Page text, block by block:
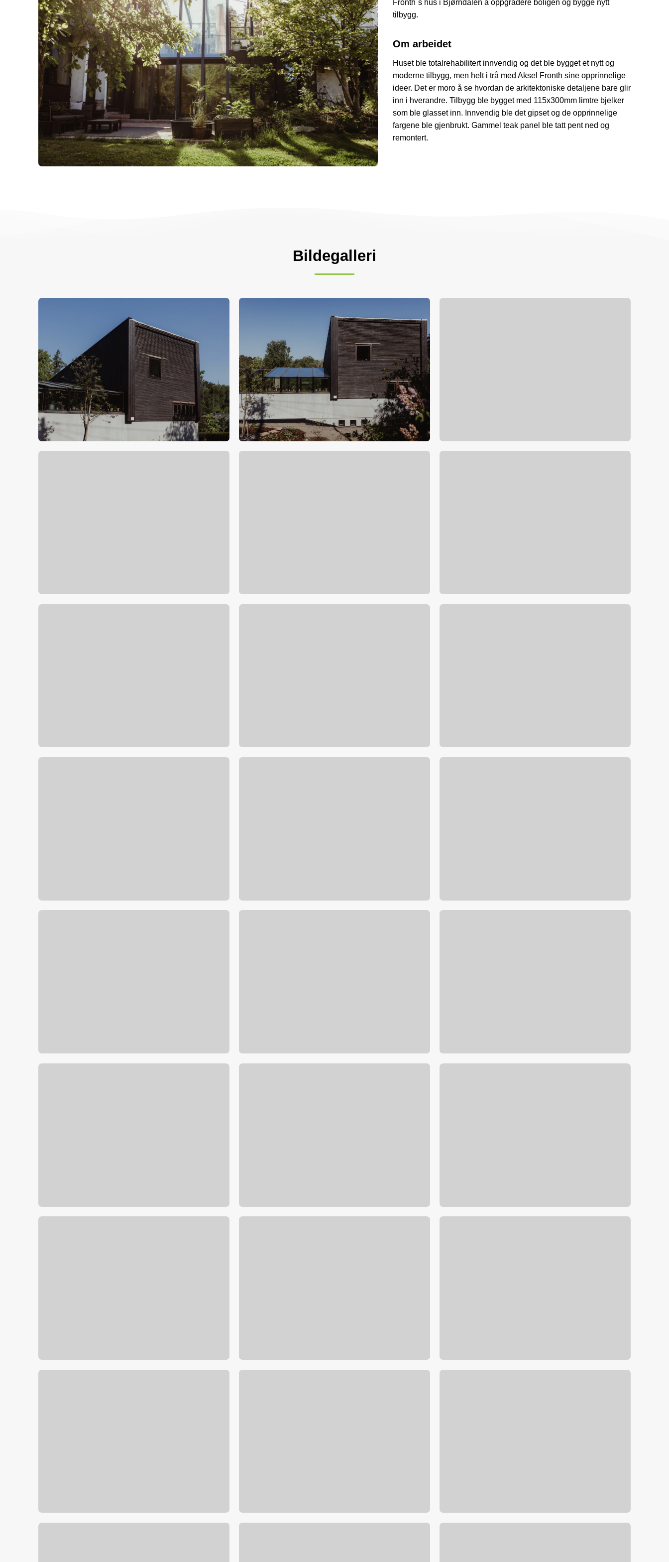
Fronth´s hus i Bjørndalen å oppgradere boligen og bygge nytt
tilbygg.
Om arbeidet
Huset ble totalrehabilitert innvendig og det ble bygget et nytt og
moderne tilbygg, men helt i trå med Aksel Fronth sine opprinnelige
ideer. Det er moro å se hvordan de arkitektoniske detaljene bare glir
inn i hverandre. Tilbygg ble bygget med 115x300mm limtre bjelker
som ble glasset inn. Innvendig ble det gipset og de opprinnelige
fargene ble gjenbrukt. Gammel teak panel ble tatt pent ned og
remontert.
Bildegalleri